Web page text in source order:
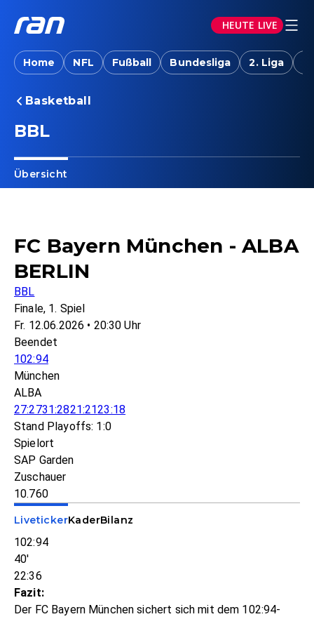
HEUTE LIVE
Home NFL Fußball Bundesliga 2. Liga
Basketball
BBL
Übersicht
FC Bayern München - ALBA
BERLIN
BBL
Finale, 1. Spiel
Fr. 12.06.2026 • 20:30 Uhr
Beendet
102:94
München
ALBA
27:2731:2821:2123:18
Stand Playoffs: 1:0
Spielort
SAP Garden
Zuschauer
10.760
LivetickerKaderBilanz
102:94
40'
22:36
Fazit:
Der FC Bayern München sichert sich mit dem 102:94-